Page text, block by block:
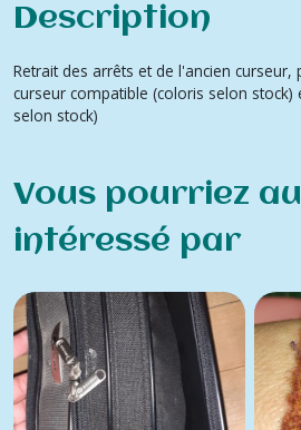
Description
Retrait des arrêts et de l'ancien
curseur compatible (coloris selon
selon stock)
Vous pourriez
intéressé par